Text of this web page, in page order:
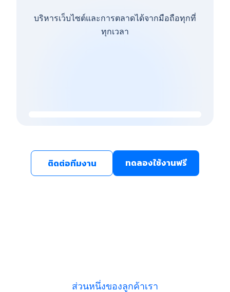
บริหารเว็บไซต์และการตลาดได้จากมือถือทุกที่
ทุกเวลา
ติดต่อทีมงาน ทดลองใช้งานฟรี
ส่วนหนึ่งของลูกค้าเรา